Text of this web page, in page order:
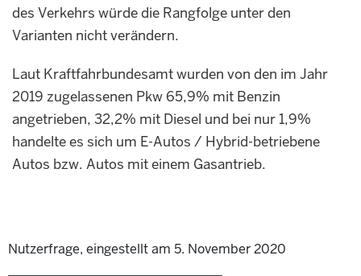
des Verkehrs würde die Rangfolge unter den
Varianten nicht verändern.
Laut Kraftfahrbundesamt wurden von den im Jahr
2019 zugelassenen Pkw 65,9% mit Benzin
angetrieben, 32,2% mit Diesel und bei nur 1,9%
handelte es sich um E-Autos / Hybrid-betriebene
Autos bzw. Autos mit einem Gasantrieb.
Nutzerfrage, eingestellt am 5. November 2020